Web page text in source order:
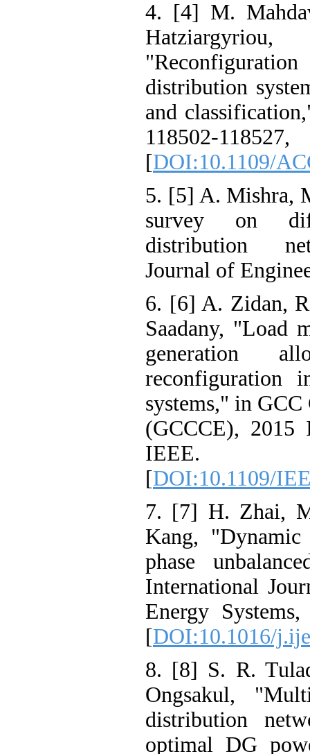
4. [4] M.
distribution
and
118502-
[DOI:10.1109/
5. [5] A. Mishra,
survey on
distribution
Journal of
6. [6] A. Zidan,
Saadany, "Load
generation
reconfiguration
systems," in
(GCCCE),
IEEE.
[DOI:10.1109/
7. [7] H. Zhai,
Kang,
phase
International
Energy
[DOI:10.1016/
8. [8] S. R.
Ongsakul,
distribution
optimal DG